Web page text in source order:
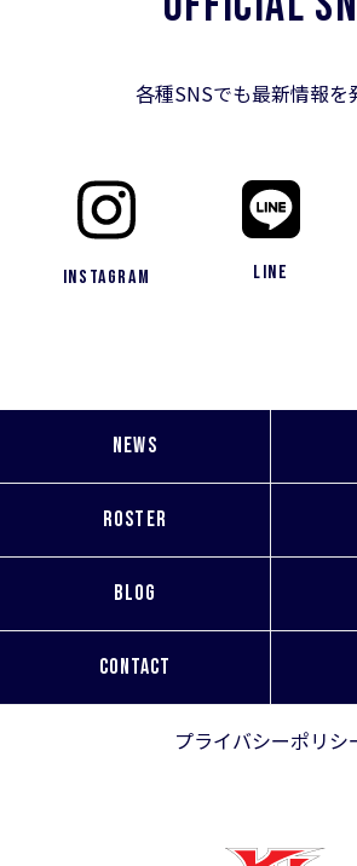
各種SNSでも最新情報を
Instagram LINE
NEWS
ROSTER
BLOG
CONTACT
プライバシーポリシ